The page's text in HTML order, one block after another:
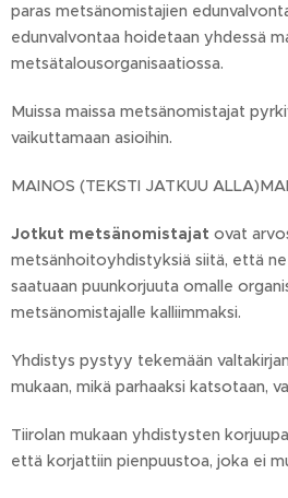
paras metsänomistajien
edunvalvontaa hoidetaan yhdessä
metsätalousorganisaatiossa.
Muissa maissa metsänomistajat
vaikuttamaan asioihin.
MAINOS (TEKSTI JATKUU
Jotkut metsänomistajat ovat
metsänhoitoyhdistyksiä siitä, että ne
saatuaan puunkorjuuta omalle
metsänomistajalle kalliimmaksi.
Yhdistys pystyy tekemään
mukaan, mikä parhaaksi katsotaan,
Tiirolan mukaan yhdistysten
että korjattiin pienpuustoa, joka ei